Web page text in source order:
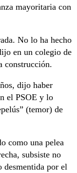
mayoritaria con
No lo ha hecho
en un colegio de
construcción.
dijo haber
el PSOE y lo
(temor) de
como una pelea
subsiste no
desmentida por el